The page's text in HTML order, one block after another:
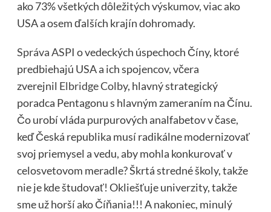
ako 73% všetkých dôležitých výskumov, viac ako
USA a osem ďalších krajín dohromady.
Správa ASPI o vedeckých úspechoch Číny, ktoré
predbiehajú USA a ich spojencov, včera
zverejnil Elbridge Colby, hlavný strategický
poradca Pentagonu s hlavným zameraním na Čínu.
Čo urobí vláda purpurových analfabetov v čase,
keď Česká republika musí radikálne modernizovať
svoj priemysel a vedu, aby mohla konkurovať v
celosvetovom meradle? Škrtá stredné školy, takže
nie je kde študovať! Okliešťuje univerzity, takže
sme už horší ako Číňania!!! A nakoniec, minulý